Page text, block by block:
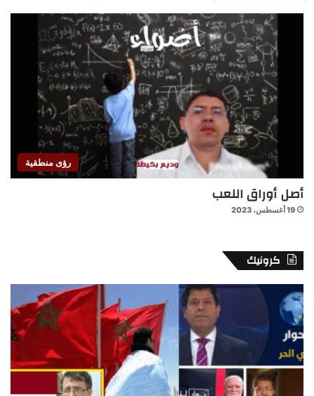
رؤى منطقية
أصل أوراق اللعب
19 أغسطس، 2023
كرونيك